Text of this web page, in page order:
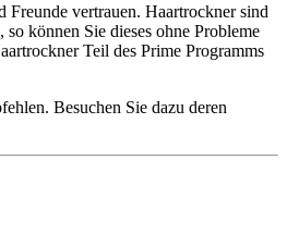
vertrauen. Haartrockner sind
können Sie dieses ohne Probleme
Teil des Prime Programms
Besuchen Sie dazu deren